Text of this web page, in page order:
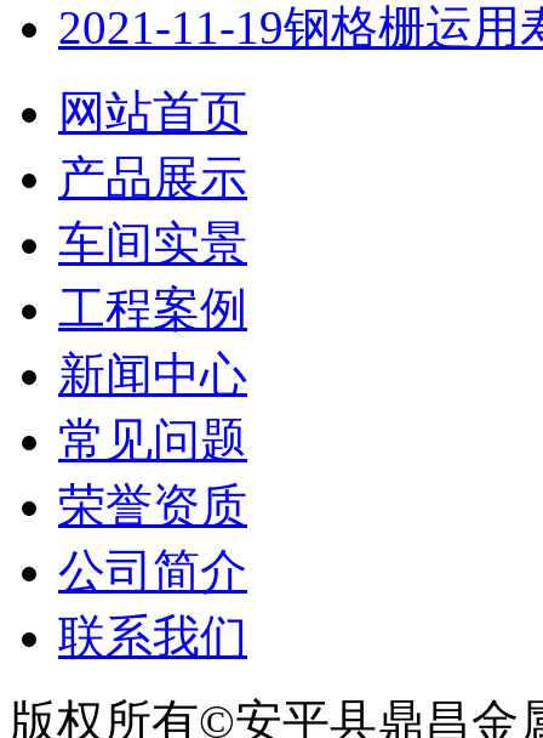
2021-11-19钢格栅运用
网站首页
产品展示
车间实景
工程案例
新闻中心
常见问题
荣誉资质
公司简介
联系我们
版权所有©安平县鼎昌金